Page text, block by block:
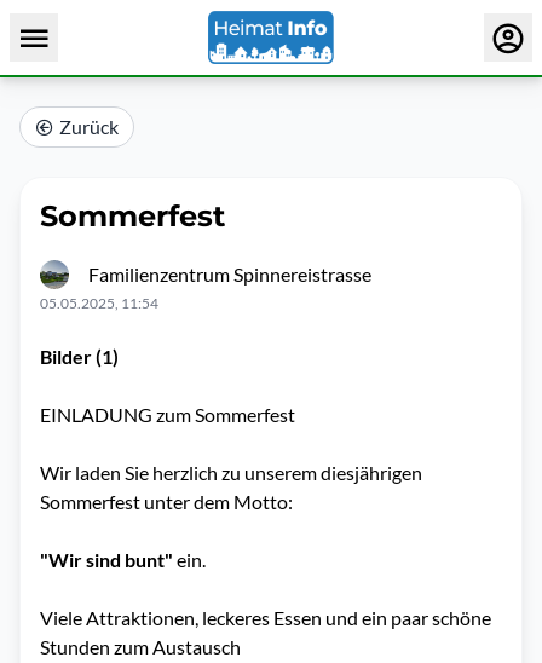
Zurück
Sommerfest
Familienzentrum Spinnereistrasse
05.05.2025, 11:54
Bilder (1)
EINLADUNG zum Sommerfest
Wir laden Sie herzlich zu unserem diesjährigen
Sommerfest unter dem Motto:
"Wir sind bunt" ein.
Viele Attraktionen, leckeres Essen und ein paar schöne
Stunden zum Austausch